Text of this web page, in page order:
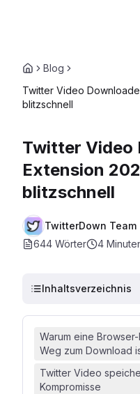
Blog
Twitter Video
blitzschnell
Twitter Video
Extension
blitzschnell
TwitterDown Team
644 Wörter
4
Inhaltsverzeichnis
Warum eine
Weg zum Download
Twitter Video
Kompromisse